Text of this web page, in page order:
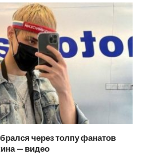
через толпу фанатов
— видео